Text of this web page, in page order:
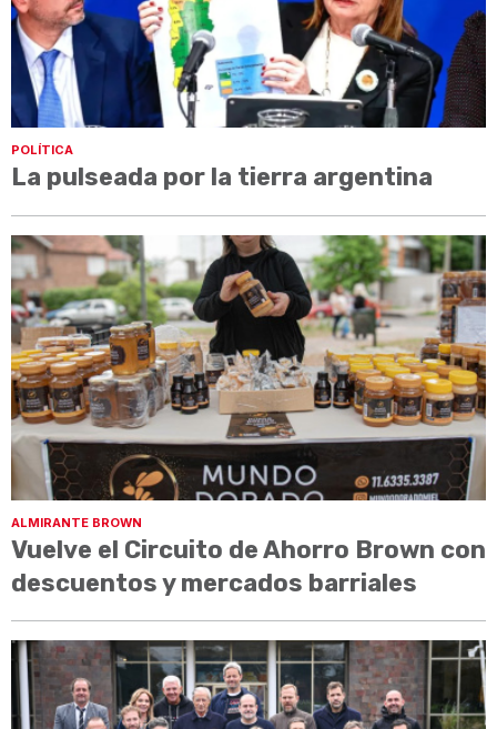
POLÍTICA
La pulseada por la tierra argentina
ALMIRANTE BROWN
Vuelve el Circuito de Ahorro Brown con
descuentos y mercados barriales